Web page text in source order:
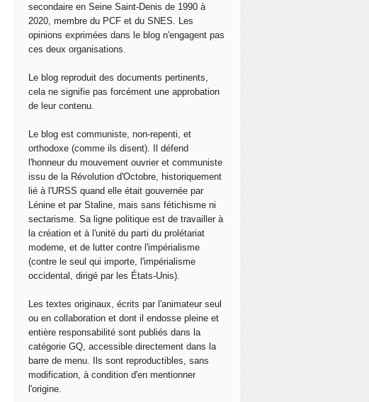
secondaire en Seine Saint-Denis de 1990 à
2020, membre du PCF et du SNES. Les
opinions exprimées dans le blog n'engagent pas
ces deux organisations.
Le blog reproduit des documents pertinents,
cela ne signifie pas forcément une approbation
de leur contenu.
Le blog est communiste, non-repenti, et
orthodoxe (comme ils disent). Il défend
l'honneur du mouvement ouvrier et communiste
issu de la Révolution d'Octobre, historiquement
lié à l'URSS quand elle était gouvernée par
Lénine et par Staline, mais sans fétichisme ni
sectarisme. Sa ligne politique est de travailler à
la création et à l'unité du parti du prolétariat
moderne, et de lutter contre l'impérialisme
(contre le seul qui importe, l'impérialisme
occidental, dirigé par les États-Unis).
Les textes originaux, écrits par l'animateur seul
ou en collaboration et dont il endosse pleine et
entière responsabilité sont publiés dans la
catégorie GQ, accessible directement dans la
barre de menu. Ils sont reproductibles, sans
modification, à condition d'en mentionner
l'origine.